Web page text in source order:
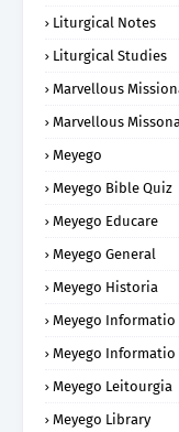
Liturgical Notes
Liturgical Studies
Marvellous
Marvellous
Meyego
Meyego Bible Quiz
Meyego Educare
Meyego General
Meyego Historia
Meyego Informatio
Meyego Informatio
Meyego Leitourgia
Meyego Library